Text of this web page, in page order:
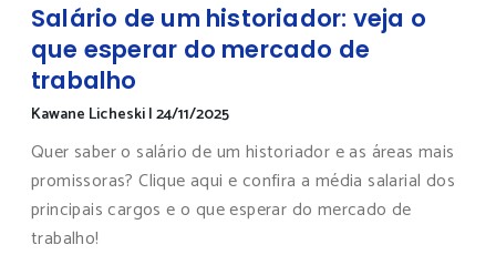
Salário de um historiador: veja o
que esperar do mercado de
trabalho
Kawane Licheski|24/11/2025
Quer saber o salário de um historiador e as áreas mais
promissoras? Clique aqui e confira a média salarial dos
principais cargos e o que esperar do mercado de
trabalho!